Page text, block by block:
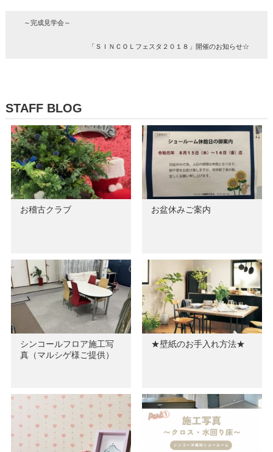
～完成見学会～
「ＳＩＮＣＯＬフェスタ２０１８」開催のお知らせ☆
STAFF BLOG
お稽古クラブ お盆休みご案内
シンコールフロア施工写
真（マルシゲ様ご提供）
★壁紙のお手入れ方法★